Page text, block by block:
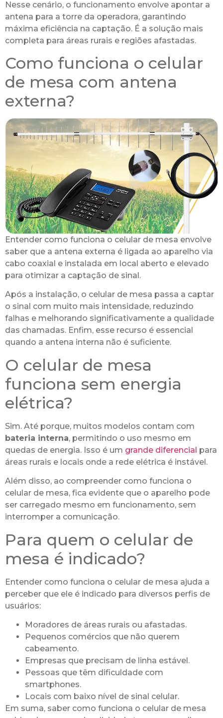
Nesse cenário, o funcionamento envolve apontar a
antena para a torre da operadora, garantindo
máxima eficiência na captação. É a solução mais
completa para áreas rurais e regiões afastadas.
Como funciona o celular
de mesa com antena
externa?
Entender como funciona o celular de mesa envolve
saber que a antena externa é ligada ao aparelho via
cabo coaxial e instalada em local aberto e elevado
para otimizar a captação de sinal.
Após a instalação, o celular de mesa passa a captar
o sinal com muito mais intensidade, reduzindo
falhas e melhorando significativamente a qualidade
das chamadas. Enfim, esse recurso é essencial
quando a antena interna não é suficiente.
O celular de mesa
funciona sem energia
elétrica?
Sim. Até porque, muitos modelos contam com
bateria interna, permitindo o uso mesmo em
quedas de energia. Isso é um grande diferencial para
áreas rurais e locais onde a rede elétrica é instável.
Além disso, ao compreender como funciona o
celular de mesa, fica evidente que o aparelho pode
ser carregado mesmo em funcionamento, sem
interromper a comunicação.
Para quem o celular de
mesa é indicado?
Entender como funciona o celular de mesa ajuda a
perceber que ele é indicado para diversos perfis de
usuários:
Moradores de áreas rurais ou afastadas.
Pequenos comércios que não querem
cabeamento.
Empresas que precisam de linha estável.
Pessoas que têm dificuldade com
smartphones.
Locais com baixo nível de sinal celular.
Em suma, saber como funciona o celular de mesa